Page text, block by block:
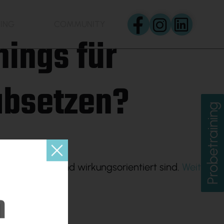
Probetraining
teil des
für
und wirkungsorientiert sind. Weitere